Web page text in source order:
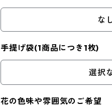
な
手提げ袋(1商品につき1枚)
選択
花の色味や雰囲気のご希望